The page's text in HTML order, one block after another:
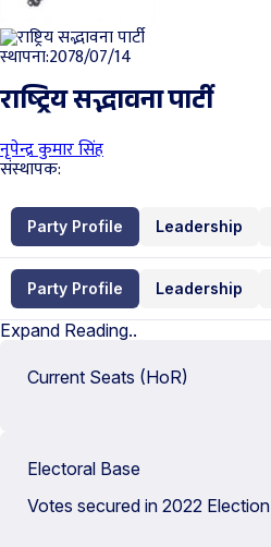
स्थापना:2078/07/14
राष्ट्रिय सद्भावना पार्टी
नृपेन्द्र कुमार सिंह
संस्थापक:
Party Profile Leadership
Party Profile Leadership
Expand Reading..
Current Seats (HoR)
Electoral Base
Votes secured in 2022 Election